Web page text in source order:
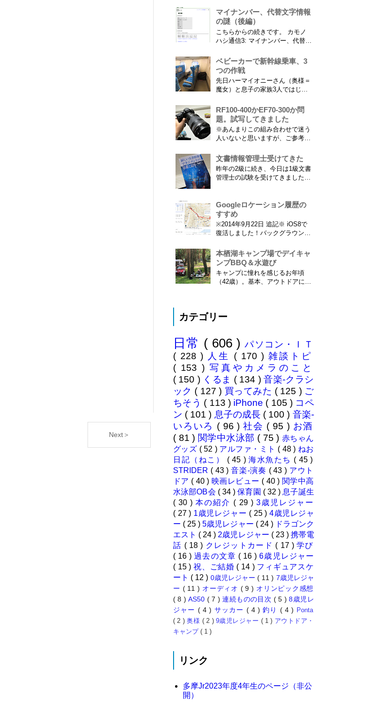
Next＞
さからフィールド全体（少年用な
ので大人用の半分の大きさです）
を撮影できればカメラを放置して
の撮影ができますし、選手のポジ
ショニングを俯瞰で見てあとから
問題...
マイナンバー、代替文字情報
の謎（後編）
こちらからの続きです。 カモノ
ハシ通信3: マイナンバー、代替文
供の名前に使える漢字には制限が
あります。たまに使える漢字が増
えたり減ったりしてニュースにな
ってますよね。（2015年１月には
「巫」の字が人名漢字に追加され
ベビーカーで新幹線乗車、3
つの作戦
先日ハーマイオニーさん（奥様＝
魔女）と息子の家族3人ではじめ
た。息子はまだ8ヶ月なので基本
ヒザの上なのですが、問題はベビ
ーカーをどうするか。色々事前に
調べたことと、実際に乗ってわか
ったことをご報告いたします！ ※
ので...
RF100-400かEF70-300か問
題。試写してきました
※あんまりこの組み合わせで迷う
人いないと思いますが、ご参考に
とにご注意ください。 息子がサ
ッカーを始めたことで望遠レンズ
をつけての撮影機会がまた増えて
きました。使っているのは EF70-
文書情報管理士受けてきた
昨年の2級に続き、今日は1級文書
管理士の試験を受けてきました。
かしい…。 ※後日追記※ 無事合
格してました。しかも成績が上位
3名以内？とかで表彰してもらい
ました\( ˆoˆ )/ 文書の取り扱いや
Googleロケーション履歴の
すすめ
※2014年9月22日 追記※ iOS8で
復活しました！バックグラウンド
iPhone 6 Plusで確認しました。
カモノハシ通信3: Googleロケー
ション履歴がiOS8で復活！
※2013年11月8日 追記※ 残念な
こ...
本栖湖キャンプ場でデイキャ
ンプBBQ＆水遊び
キャンプに憧れを感じるお年頃
（42歳）。基本、アウトドアには
プからはじめてみることに。ハー
ってきました、場所は 本栖湖キ
ャンプ場 ...
カテゴリー
日常 ( 606 )パソコン・ＩＴ
( 228 ) 人生 ( 170 ) 雑談トピ
( 153 ) 写真やカメラのこと
( 150 ) くるま ( 134 )音楽-クラシ
ック ( 127 ) 買ってみた ( 125 ) ご
ちそう ( 113 ) iPhone ( 105 ) コペ
ン ( 101 ) 息子の成長 ( 100 ) 音楽-
いろいろ ( 96 )社会 ( 95 ) お酒
( 81 ) 関学中水泳部 ( 75 ) 赤ちゃん
グッズ ( 52 ) アルファ・ミト ( 48 ) ねお
日記（ねこ） ( 45 ) 海水魚たち ( 45 )
STRIDER ( 43 )音楽-演奏 ( 43 ) アウト
ドア ( 40 ) 映画レビュー ( 40 ) 関学中高
水泳部OB会 ( 34 )保育園 ( 32 ) 息子誕生
( 30 )本の紹介 ( 29 ) 3歳児レジャー
( 27 ) 1歳児レジャー ( 25 ) 4歳児レジャ
ー ( 25 )5歳児レジャー ( 24 ) ドラゴンク
エスト ( 24 ) 2歳児レジャー ( 23 ) 携帯電
話 ( 18 ) クレジットカード ( 17 )学び
( 16 )過去の文章 ( 16 )6歳児レジャー
( 15 )祝、ご結婚 ( 14 ) フィギュアスケ
ート ( 12 ) 0歳児レジャー( 11 ) 7歳児レジャ
ー ( 11 ) オーディオ ( 9 ) オリンピック感想
( 8 )AS50 ( 7 )連続ものの目次 ( 5 )8歳児レ
ジャー ( 4 ) サッカー ( 4 )釣り ( 4 ) Ponta
( 2 )奥様 ( 2 )9歳児レジャー ( 1 ) アウトドア・
キャンプ ( 1 )
リンク
多摩Jr2023年度4年生のページ（非公
開）